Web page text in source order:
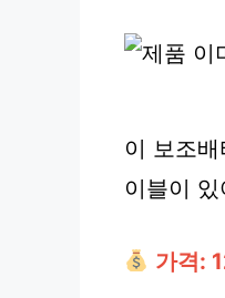
이 보조
이블이
가격: